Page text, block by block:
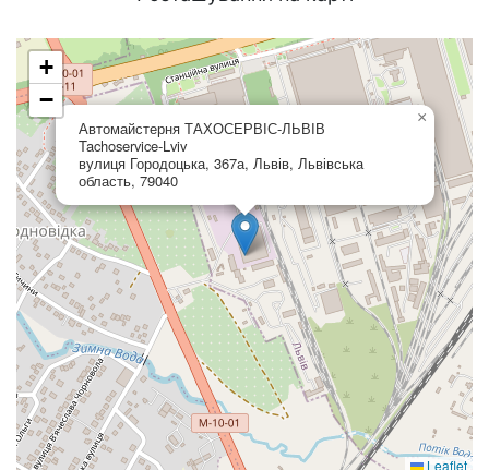
Автомайстерня ТАХОСЕРВІС-ЛЬВІВ
Tachoservice-Lviv
вулиця Городоцька, 367а, Львів, Львівська
область, 79040
×
+
−
Leaflet